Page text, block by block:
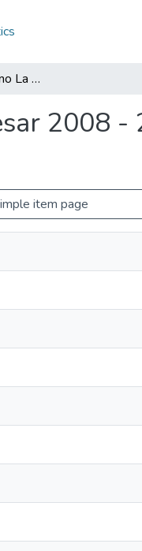
Programa de Gobierno La Paz Cesar 2008 - 2011: PG La Paz Cesar 2008 - 2011
2008 -
item page